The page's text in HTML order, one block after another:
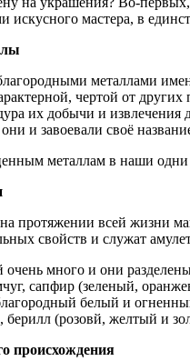
искусного мастера, в
металлами
чертой от
их добычи и извлечения
и завоевали своё
металлам в наши одни
протяжении всей жизни
свойств и служат
много и они
сапфир (зеленый,
белый и
берилл (розовй, желтый и
происхождения